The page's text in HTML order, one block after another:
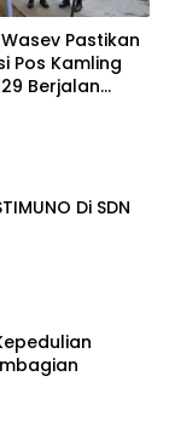
Pastikan
Pos Kamling
Berjalan
Di SDN